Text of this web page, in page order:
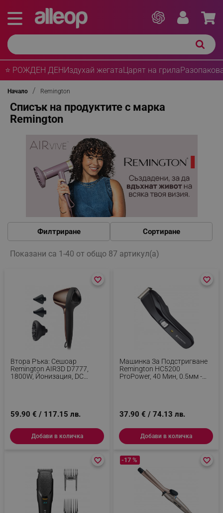
⭐ РОЖДЕН ДЕНИздухай жегатаЦарят на грила
Начало Remington
Списък на продуктите с марка
Remington
Филтриране Сортиране
Показани са 1-40 от общо 87 артикул(а)
Втора Ръка: Сешоар
Remington AIR3D D7777,
1800W, Йонизация, DC
59.90 € / 117.15 лв.
favorite_border
favorite_border
Добави в количка
Машинка За Подстригване
Remington HC5200
ProPower, 40 Мин, 0.5мм -
37.90 € / 74.13 лв.
favorite_border
favorite_border
Добави в количка
favorite_border
favorite_border -17 % favorite_border
favorite_border